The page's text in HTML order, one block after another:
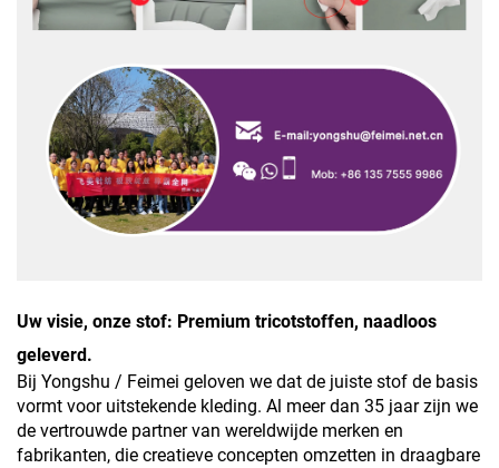
Uw visie, onze stof: Premium tricotstoffen, naadloos
geleverd.
Bij Yongshu / Feimei geloven we dat de juiste stof de basis
vormt voor uitstekende kleding. Al meer dan 35 jaar zijn we
de vertrouwde partner van wereldwijde merken en
fabrikanten, die creatieve concepten omzetten in draagbare